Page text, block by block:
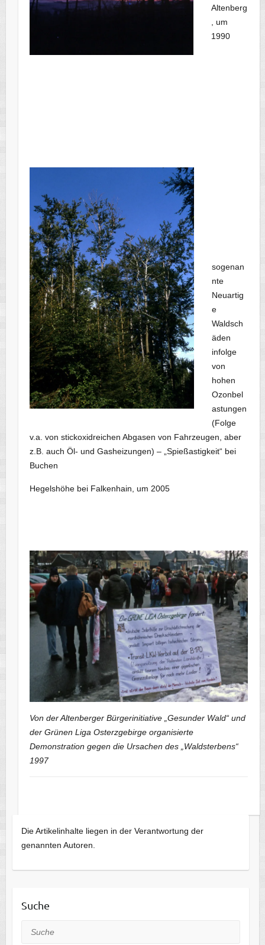
Altenberg
, um
1990
sogenan
nte
Neuartig
e
Waldsch
äden
infolge
von
hohen
Ozonbel
astungen
(Folge
v.a. von stickoxidreichen Abgasen von Fahrzeugen, aber
z.B. auch Öl- und Gasheizungen) – „Spießastigkeit“ bei
Buchen
Hegelshöhe bei Falkenhain, um 2005
Von der Altenberger Bürgerinitiative „Gesunder Wald“ und
der Grünen Liga Osterzgebirge organisierte
Demonstration gegen die Ursachen des „Waldsterbens“
1997
Die Artikelinhalte liegen in der Verantwortung der
genannten Autoren.
Suche
Suche